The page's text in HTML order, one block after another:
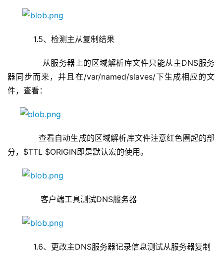
1.5、检测主从复制结果
从服务器上的区域解析库文件只能从主DNS服务
器同步而来，并且在/var/named/slaves/下生成相应的文
件，查看：
查看自动生成的区域解析库文件注意红色圈起的部
分，$TTL $ORIGIN即是默认宏的使用。
客户端工具测试DNS服务器
1.6、更改主DNS服务器记录信息测试从服务器复制